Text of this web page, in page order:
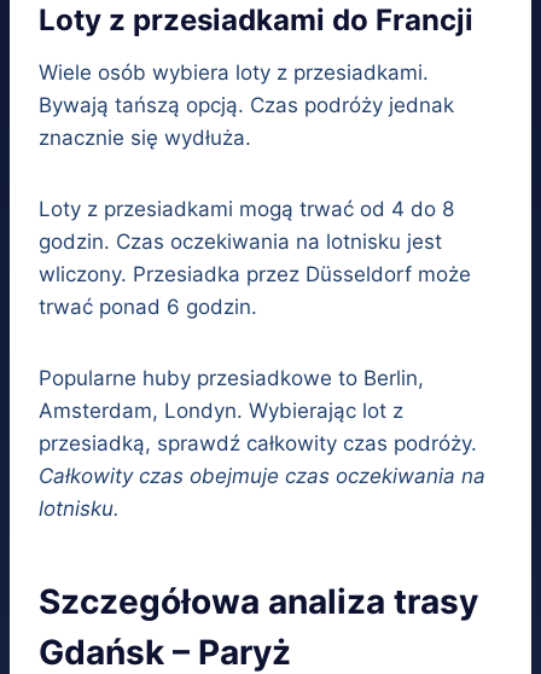
Loty z przesiadkami do Francji
Wiele osób wybiera loty z przesiadkami.
Bywają tańszą opcją. Czas podróży jednak
znacznie się wydłuża.
Loty z przesiadkami mogą trwać od 4 do 8
godzin. Czas oczekiwania na lotnisku jest
wliczony. Przesiadka przez Düsseldorf może
trwać ponad 6 godzin.
Popularne huby przesiadkowe to Berlin,
Amsterdam, Londyn. Wybierając lot z
przesiadką, sprawdź całkowity czas podróży.
Całkowity czas obejmuje czas oczekiwania na
lotnisku.
Szczegółowa analiza trasy
Gdańsk – Paryż